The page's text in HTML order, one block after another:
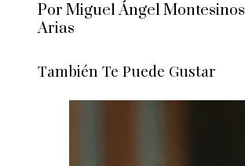
Por Miguel Ángel Montesinos
Arias
También Te Puede Gustar